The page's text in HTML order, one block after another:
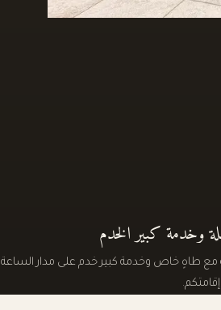
وخدمة كبير الخدم
مع طاهٍ خاص وخدمة كبير خدم على مدار الساعة